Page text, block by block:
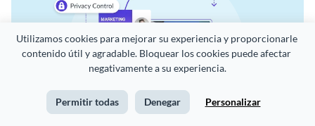
Utilizamos cookies para mejorar su experiencia y proporcionarle
contenido útil y agradable. Bloquear los cookies puede afectar
negativamente a su experiencia.
Permitir todas Denegar Personalizar